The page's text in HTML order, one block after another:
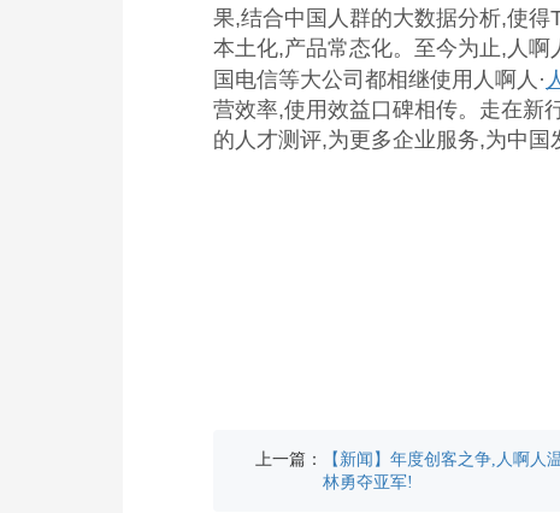
果,结合中国人群的大数据分析,使
本土化,产品常态化。至今为止,人啊
国电信等大公司都相继使用人啊人 ·
营效率,使用效益口碑相传。走在新
的人才测评,为更多企业服务,为中国
上一篇：
【新闻】年度创客之争,人啊人
林勇夺亚军!